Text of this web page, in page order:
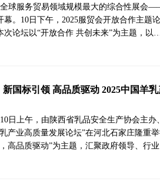
球服务贸易领域规模最大的综合性展会
幕。10日下午，2025服贸会开放合作主题
次论坛以“开放合作 共创未来”为主题，
新国标引领 高品质驱动 2025中国羊
日上午，由陕西省乳品安全生产协会主办
产业高质量发展论坛”在河北石家庄隆重
高品质驱动”为主题，汇聚政府领导、行